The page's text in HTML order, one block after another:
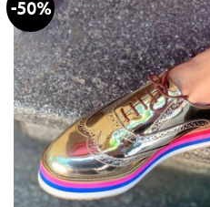
-50%